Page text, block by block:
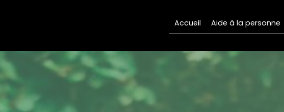
Accueil Aide à la personne